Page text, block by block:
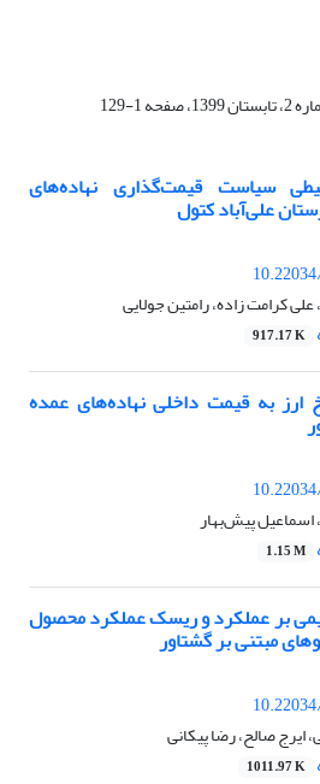
سیاست قیمت‌گذاری نهاده‌های
علی‌آباد کتول
کرامت زاده، رامتین جولایی
917.17 K
ارز به قیمت داخلی نهاده‌های عمده
پیش‌بهار
1.15 M
بر عملکرد و ریسک عملکرد محصول
مبتنی بر گشتاور
ایرج صالح، رضا پیکانی
1011.97 K